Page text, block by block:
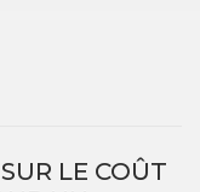
LE COÛT